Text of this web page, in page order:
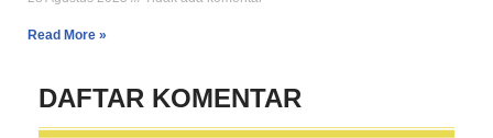
Read More »
DAFTAR KOMENTAR